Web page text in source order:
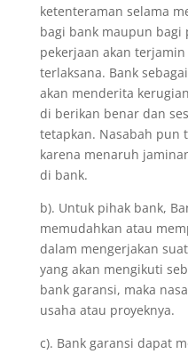
ketenteraman selama
bagi bank maupun bagi
pekerjaan akan
terlaksana. Bank
akan menderita
di berikan benar dan
tetapkan. Nasabah pun
karena menaruh
di bank.
b). Untuk pihak bank,
memudahkan atau
dalam mengerjakan
yang akan mengikuti
bank garansi, maka
usaha atau proyeknya.
c). Bank garansi dapat